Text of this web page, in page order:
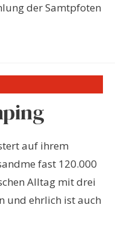
der Samtpfoten
auf ihrem
fast 120.000
Alltag mit drei
und ehrlich ist auch